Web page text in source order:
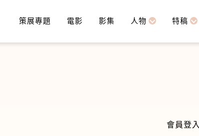
策展專題 電影 影集 人物 特稿
會員登入